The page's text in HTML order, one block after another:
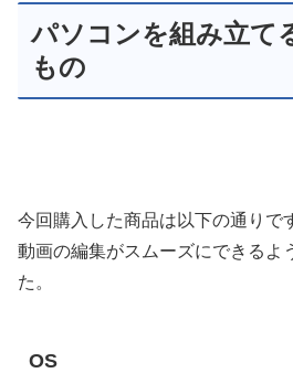
パソコンを組み立て
もの
今回購入した商品は以下の通りで
動画の編集がスムーズにできるよ
た。
OS